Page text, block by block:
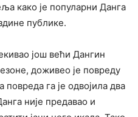
како је популарни Данга
публике.
још већи Дангин
доживео је повреду
повреда га је одвојила два
није предавао и